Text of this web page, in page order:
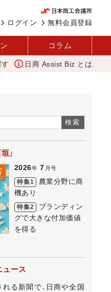
無料会員登録
ログイン
コラム
小林会頭 所信全文 にぎわ
日商 Assist Biz とは
検索
」
2026年 7 月号
特集1
農業分野に商
機あり
特集2
ブランディン
グで大きな付加価値
を得る
ュース
れる新聞で、日商や全国